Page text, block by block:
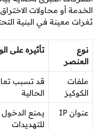
الخدمة أو محاولات
ثغرات معينة في البنية
نوع
العنصر
تأثيره على
ملفات
الكوكيز
قد تسبب
الحالية
عنوان IP
يمنع
للتهديدات